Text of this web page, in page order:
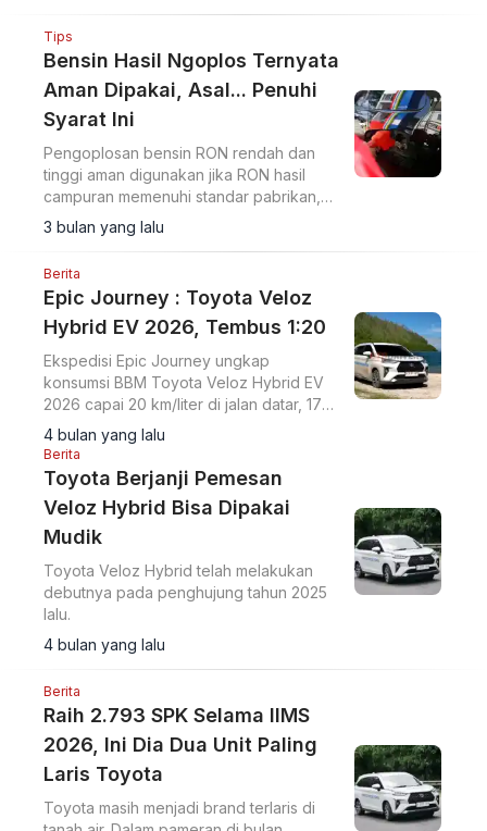
Tips
Bensin Hasil Ngoplos Ternyata
Aman Dipakai, Asal... Penuhi
Syarat Ini
Pengoplosan bensin RON rendah dan
tinggi aman digunakan jika RON hasil
campuran memenuhi standar pabrikan,
kata pakar bahan bakar HM Gazy Amin.
3 bulan yang lalu
Berita
Epic Journey : Toyota Veloz
Hybrid EV 2026, Tembus 1:20
Ekspedisi Epic Journey ungkap
konsumsi BBM Toyota Veloz Hybrid EV
2026 capai 20 km/liter di jalan datar, 17
km/liter menanjak, hingga 30 km/liter
menurun.
4 bulan yang lalu
Berita
Toyota Berjanji Pemesan
Veloz Hybrid Bisa Dipakai
Mudik
Toyota Veloz Hybrid telah melakukan
debutnya pada penghujung tahun 2025
lalu.
4 bulan yang lalu
Berita
Raih 2.793 SPK Selama IIMS
2026, Ini Dia Dua Unit Paling
Laris Toyota
Toyota masih menjadi brand terlaris di